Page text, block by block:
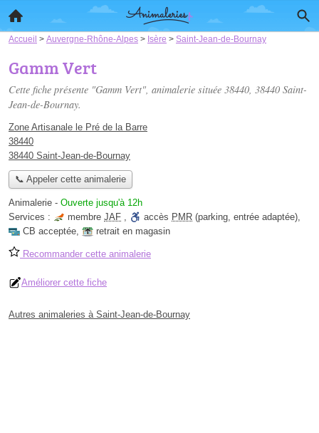
Accueil > Auvergne-Rhône-Alpes > Isère > Saint-Jean-de-Bournay
Gamm Vert
Cette fiche présente "Gamm Vert", animalerie située 38440, 38440 Saint-
Jean-de-Bournay.
Zone Artisanale le Pré de la Barre
38440
38440 Saint-Jean-de-Bournay
📞 Appeler cette animalerie
Animalerie - Ouverte jusqu'à 12h
Services :
membre JAF , accès PMR (parking, entrée adaptée),
CB acceptée, retrait en magasin
Recommander cette animalerie
Améliorer cette fiche
Autres animaleries à Saint-Jean-de-Bournay